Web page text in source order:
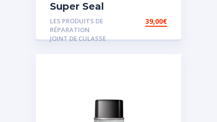
Super Seal
LES PRODUITS DE
RÉPARATION
JOINT DE CULASSE
39,00€